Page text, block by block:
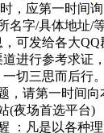
，应第一时间
名字/具体地址/
可发给各大
进行参考求证
切三思而后行
，请第一时间
(夜场首选平台)
：凡是以各种